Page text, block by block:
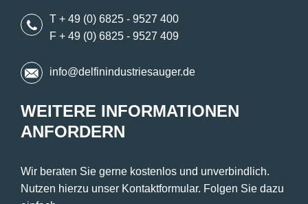
T + 49 (0) 6825 - 9527 400
F + 49 (0) 6825 - 9527 409
info@delfinindustriesauger.de
WEITERE INFORMATIONEN
ANFORDERN
Wir beraten Sie gerne kostenlos und unverbindlich.
Nutzen hierzu unser Kontaktformular. Folgen Sie dazu